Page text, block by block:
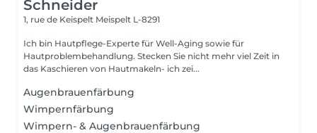
Schneider
1, rue de Keispelt Meispelt L-8291
Ich bin Hautpflege-Experte für Well-Aging sowie für
Hautproblembehandlung. Stecken Sie nicht mehr viel Zeit in
das Kaschieren von Hautmakeln- ich zei...
Augenbrauenfärbung
Wimpernfärbung
Wimpern- & Augenbrauenfärbung